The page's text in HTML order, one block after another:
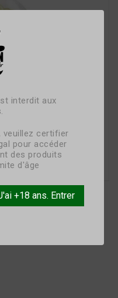
interdit aux
veuillez certifier
pour accéder
des produits
d'âge
+18 ans. Entrer